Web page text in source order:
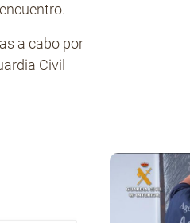
a cabo por
Civil